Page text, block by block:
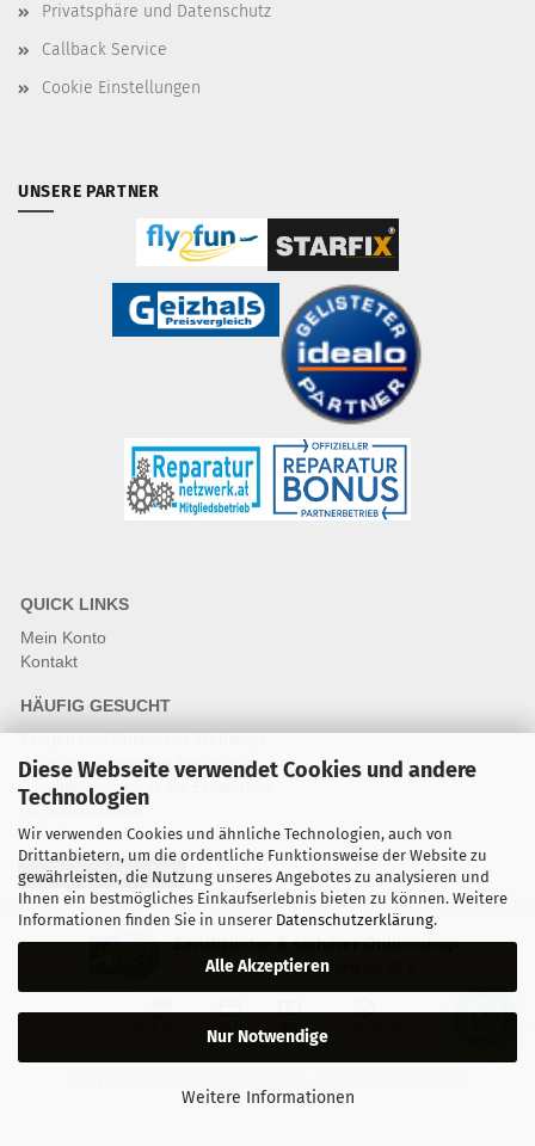
Diese Webseite verwendet Cookies und andere
Technologien
Wir verwenden Cookies und ähnliche Technologien, auch von
Drittanbietern, um die ordentliche Funktionsweise der Website zu
gewährleisten, die Nutzung unseres Angebotes zu analysieren und
Ihnen ein bestmögliches Einkaufserlebnis bieten zu können. Weitere
Informationen finden Sie in unserer Datenschutzerklärung.
Alle Akzeptieren
Nur Notwendige
Weitere Informationen
Privatsphäre und Datenschutz
Callback Service
Cookie Einstellungen
UNSERE PARTNER
QUICK LINKS
Mein Konto
Kontakt
HÄUFIG GESUCHT
Fragen und Antworten Webshop
Fragen & Antworten Reparatur
Qualitätsstandards für Ersatzteile
Reparaturablauf
Vertrag widerrufen
Zertifizierter & sicherer Onlineshop
Kostenloser Versand ab 30 €